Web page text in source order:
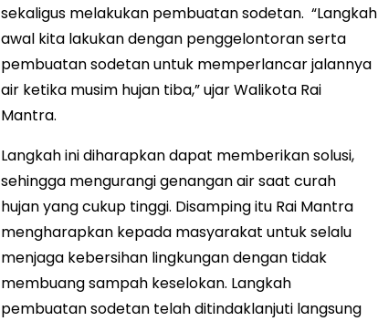
sekaligus melakukan pembuatan sodetan. “Langkah
awal kita lakukan dengan penggelontoran serta
pembuatan sodetan untuk memperlancar jalannya
air ketika musim hujan tiba,” ujar Walikota Rai
Mantra.
Langkah ini diharapkan dapat memberikan solusi,
sehingga mengurangi genangan air saat curah
hujan yang cukup tinggi. Disamping itu Rai Mantra
mengharapkan kepada masyarakat untuk selalu
menjaga kebersihan lingkungan dengan tidak
membuang sampah keselokan. Langkah
pembuatan sodetan telah ditindaklanjuti langsung